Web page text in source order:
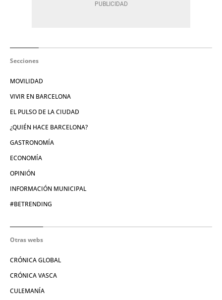
Secciones
MOVILIDAD
VIVIR EN BARCELONA
EL PULSO DE LA CIUDAD
¿QUIÉN HACE BARCELONA?
GASTRONOMÍA
ECONOMÍA
OPINIÓN
INFORMACIÓN MUNICIPAL
#BETRENDING
Otras webs
CRÓNICA GLOBAL
CRÓNICA VASCA
CULEMANÍA